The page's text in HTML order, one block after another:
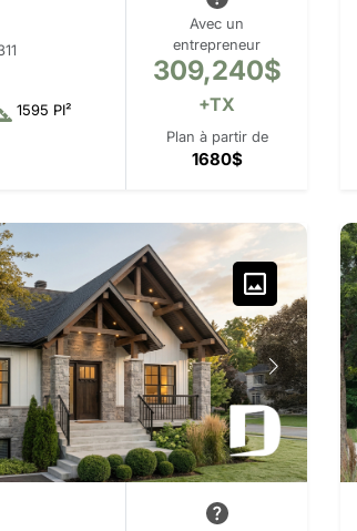
1595 PI²
Avec un
entrepreneur
309,240$
+TX
Plan à partir de
1680$